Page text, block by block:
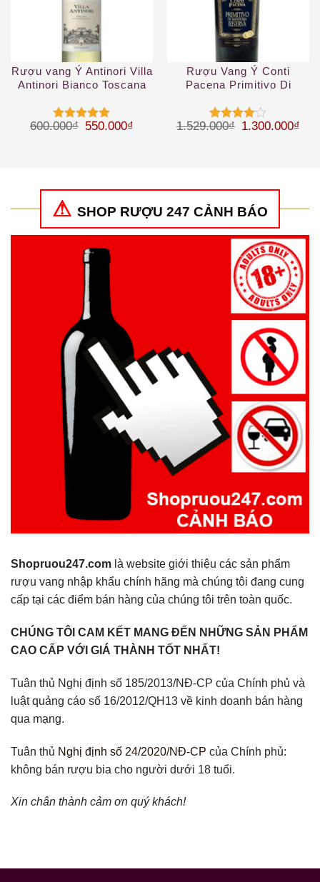
Rượu vang Ý Antinori Villa
Antinori Bianco Toscana
Được xếp
600.000₫ Giá gốc là: 600.000₫.
550.000₫ Giá hiện tại là: 550.000₫.
Rượu Vang Ý Conti
Pacena Primitivo Di
Được
1.529.000₫ Giá gốc là:
1.300.000₫
SHOP RƯỢU 247 CẢNH BÁO
Shopruou247.com là website giới thiệu các sản phẩm
rượu vang nhập khẩu chính hãng mà chúng tôi đang cung
cấp tại các điểm bán hàng của chúng tôi trên toàn quốc.
CHÚNG TÔI CAM KẾT MANG ĐẾN NHỮNG SẢN PHẨM
CAO CẤP VỚI GIÁ THÀNH TỐT NHẤT!
Tuân thủ Nghị định số 185/2013/NĐ-CP của Chính phủ và
luật quảng cáo số 16/2012/QH13 về kinh doanh bán hàng
qua mạng.
Tuân thủ Nghị định số 24/2020/NĐ-CP của Chính phủ:
không bán rượu bia cho người dưới 18 tuổi.
Xin chân thành cảm ơn quý khách!